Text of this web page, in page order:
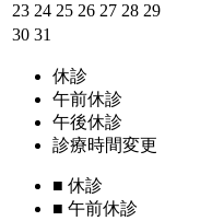
23 24 25 26 27 28 29
30 31
休診
午前休診
午後休診
診療時間変更
■ 休診
■ 午前休診